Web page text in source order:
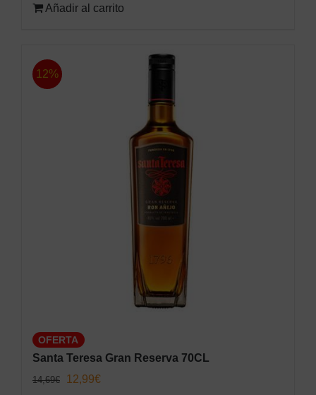
era:
es:
Añadir al carrito
12%
OFERTA
Santa Teresa Gran Reserva 70CL
14,69€
El
12,99€